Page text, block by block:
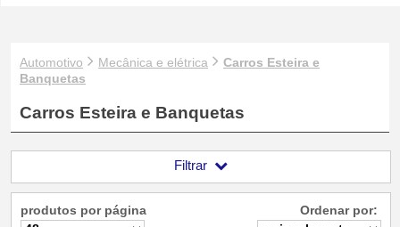
Automotivo Mecânica e elétrica
Carros Esteira e
Banquetas
Carros Esteira e Banquetas
Filtrar
produtos por página Ordenar por: